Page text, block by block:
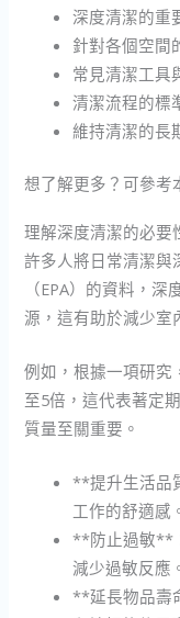
深度清潔的重
針對各個空間
常見清潔工具
清潔流程的標
維持清潔的長
想了解更多？可參考
理解深度清潔的必要
許多人將日常清潔與
（EPA）的資料，
源，這有助於減少室
例如，根據一項研究
至5倍，這代表著定
質量至關重要。
**提升生活品
工作的舒適感
**防止過敏**
減少過敏反應
**延長物品壽